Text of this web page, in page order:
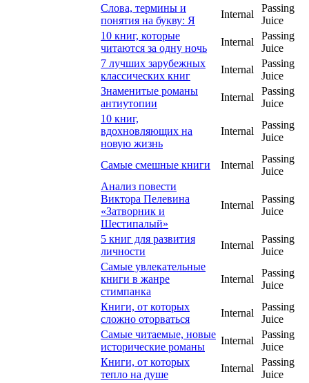
Слова, термины и
понятия на букву: Я
Internal
Passing
Juice
10 книг, которые
читаются за одну ночь
Internal
Passing
Juice
7 лучших зарубежных
классических книг
Internal
Passing
Juice
Знаменитые романы
антиутопии
Internal
Passing
Juice
10 книг,
вдохновляющих на
новую жизнь
Internal
Passing
Juice
Самые смешные книги Internal
Passing
Juice
Анализ повести
Виктора Пелевина
«Затворник и
Шестипалый»
Internal
Passing
Juice
5 книг для развития
личности
Internal
Passing
Juice
Самые увлекательные
книги в жанре
стимпанка
Internal
Passing
Juice
Книги, от которых
сложно оторваться
Internal
Passing
Juice
Самые читаемые, новые
исторические романы
Internal
Passing
Juice
Книги, от которых
тепло на душе
Internal
Passing
Juice